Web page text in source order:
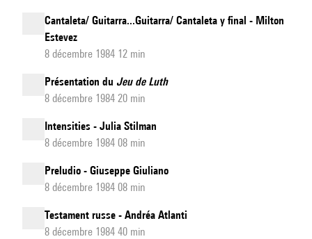
Cantaleta/ Guitarra...Guitarra/ Cantaleta y final - Milton
Estevez
8 décembre 1984 12 min
Présentation du Jeu de Luth
8 décembre 1984 20 min
Intensities - Julia Stilman
8 décembre 1984 08 min
Preludio - Giuseppe Giuliano
8 décembre 1984 08 min
Testament russe - Andréa Atlanti
8 décembre 1984 40 min